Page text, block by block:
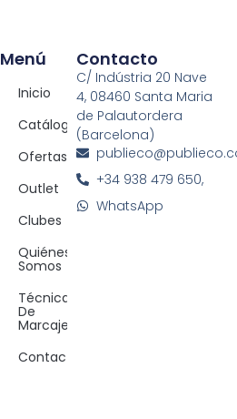
Menú
Inicio
Catálogos
Ofertas
Outlet
Clubes
Quiénes
Somos
Técnicas
De
Marcaje
Contacto
Contacto
C/ Indústria 20 Nave
4, 08460 Santa Maria
de Palautordera
(Barcelona)
+34 938 479 650,
WhatsApp